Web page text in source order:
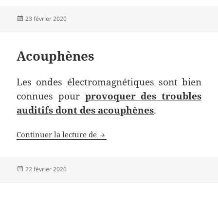
Publié
23 février 2020
Acouphènes
Les ondes électromagnétiques sont bien
connues pour provoquer des troubles
auditifs dont des acouphènes.
Continuer la lecture de Acouphènes
Publié
22 février 2020